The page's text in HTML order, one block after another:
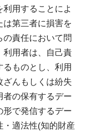
用することによ
は第三者に損害を
責任において問
利用者は、自己責
ものとし、利用
ざんもしくは紛失
者の保有するデー
形で発信するデー
・適法性(知的財産